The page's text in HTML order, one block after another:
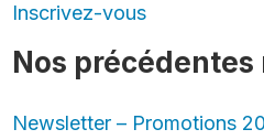
Inscrivez-vous
Nos
Newsletter – Promotions